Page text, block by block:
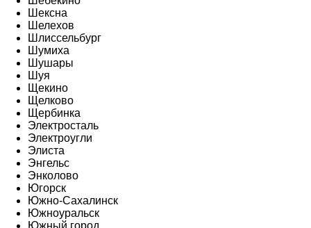
Шексна
Шелехов
Шлиссельбург
Шумиха
Шушары
Шуя
Щекино
Щелково
Щербинка
Электросталь
Электроугли
Элиста
Энгельс
Энколово
Югорск
Южно-Сахалинск
Южноуральск
Южный город